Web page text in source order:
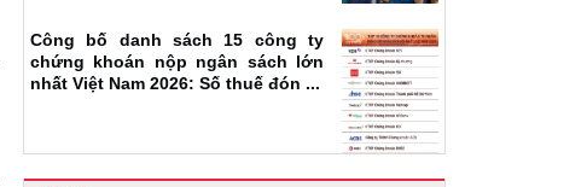
Công bố danh sách 15 công ty
chứng khoán nộp ngân sách lớn
nhất Việt Nam 2026: Số thuế đón ...